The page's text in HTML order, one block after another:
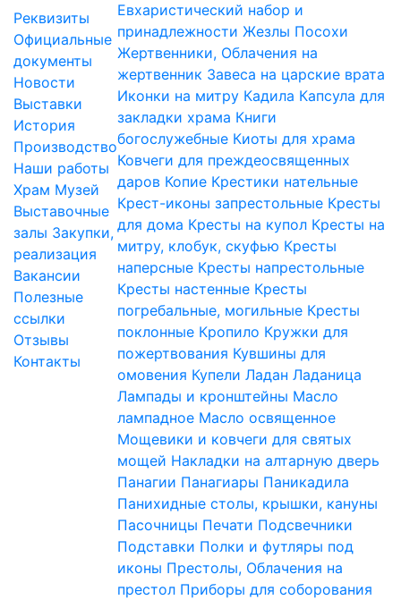
Реквизиты
Официальные
документы
Новости
Выставки
История
Производство
Наши работы
Храм Музей
Выставочные
залы Закупки,
реализация
Вакансии
Полезные
ссылки
Отзывы
Контакты
Евхаристический набор и
принадлежности Жезлы Посохи
Жертвенники, Облачения на
жертвенник Завеса на царские врата
Иконки на митру Кадила Капсула для
закладки храма Книги
богослужебные Киоты для храма
Ковчеги для преждеосвященных
даров Копие Крестики нательные
Крест-иконы запрестольные Кресты
для дома Кресты на купол Кресты на
митру, клобук, скуфью Кресты
наперсные Кресты напрестольные
Кресты настенные Кресты
погребальные, могильные Кресты
поклонные Кропило Кружки для
пожертвования Кувшины для
омовения Купели Ладан Ладаница
Лампады и кронштейны Масло
лампадное Масло освященное
Мощевики и ковчеги для святых
мощей Накладки на алтарную дверь
Панагии Панагиары Паникадила
Панихидные столы, крышки, кануны
Пасочницы Печати Подсвечники
Подставки Полки и футляры под
иконы Престолы, Облачения на
престол Приборы для соборования